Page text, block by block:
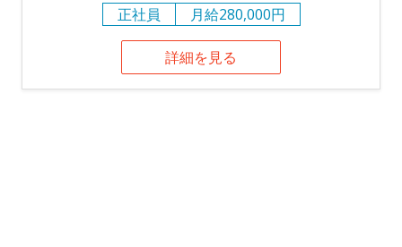
正社員
月給280,000円
詳細を見る